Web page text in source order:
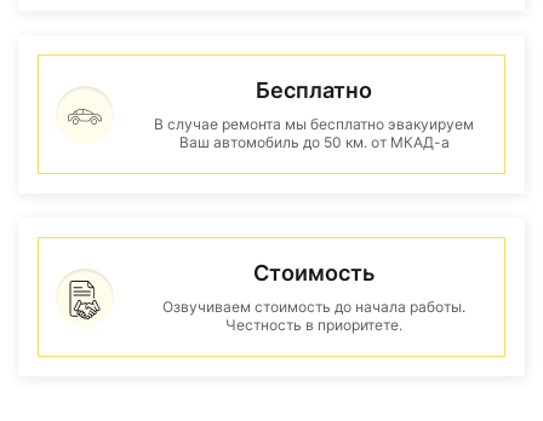
Бесплатно
В случае ремонта мы бесплатно эвакуируем
Ваш автомобиль до 50 км. от МКАД-а
Стоимость
Озвучиваем стоимость до начала работы.
Честность в приоритете.